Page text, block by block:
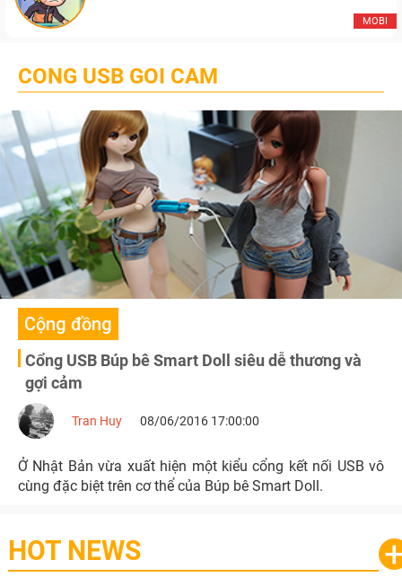
MOBI
CONG USB GOI CAM
Cộng đồng
Cổng USB Búp bê Smart Doll siêu dễ thương và
gợi cảm
Tran Huy 08/06/2016 17:00:00
Ở Nhật Bản vừa xuất hiện một kiểu cổng kết nối USB vô
cùng đặc biệt trên cơ thể của Búp bê Smart Doll.
HOT NEWS